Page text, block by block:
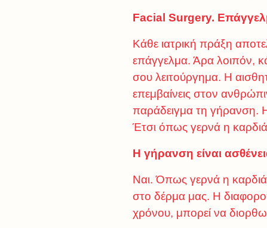
Facial Surgery.
Κάθε ιατρική πράξη
επάγγελμα. Άρα λοιπόν,
σου λειτούργημα. Η
επεμβαίνεις στον
παράδειγμα τη γήρανση. Η
Έτσι όπως γερνά η
Η γήρανση είναι
Ναι. Όπως γερνά η
στο δέρμα μας. Η
χρόνου, μπορεί να